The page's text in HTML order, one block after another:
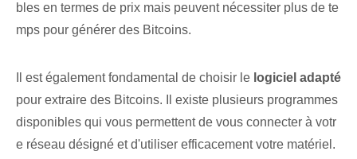
bles en termes de prix mais peuvent nécessiter plus de te
mps pour générer des Bitcoins.
Il est également fondamental⁤ de choisir le logiciel adapté
pour extraire des Bitcoins. Il existe plusieurs programmes
disponibles qui vous permettent de vous connecter à votr
e réseau désigné et d'utiliser efficacement votre matériel.